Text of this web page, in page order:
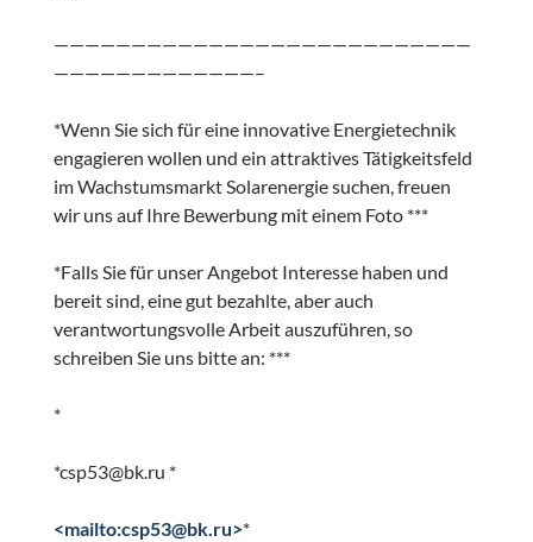
———————————————————————————
—————————————–
*Wenn Sie sich für eine innovative Energietechnik
engagieren wollen und ein attraktives Tätigkeitsfeld
im Wachstumsmarkt Solarenergie suchen, freuen
wir uns auf Ihre Bewerbung mit einem Foto ***
*Falls Sie für unser Angebot Interesse haben und
bereit sind, eine gut bezahlte, aber auch
verantwortungsvolle Arbeit auszuführen, so
schreiben Sie uns bitte an: ***
*
*csp53@bk.ru *
<mailto:csp53@bk.ru>*